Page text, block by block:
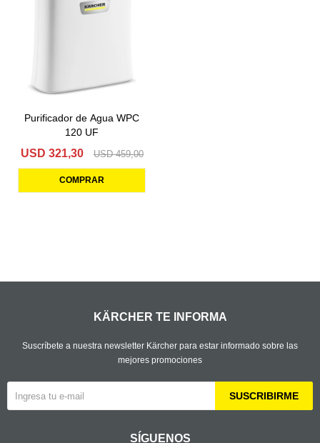
Purificador de Agua WPC
120 UF
USD 321,30 USD 459,00
SÍGUENOS
KÄRCHER TE INFORMA
Suscríbete a nuestra newsletter Kärcher para estar informado sobre las
mejores promociones
SUSCRIBIRME